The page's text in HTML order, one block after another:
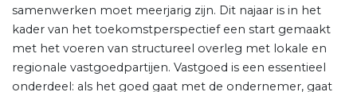
samenwerken moet meerjarig zijn. Dit najaar is in het
kader van het toekomstperspectief een start gemaakt
met het voeren van structureel overleg met lokale en
regionale vastgoedpartijen. Vastgoed is een essentieel
onderdeel: als het goed gaat met de ondernemer, gaat